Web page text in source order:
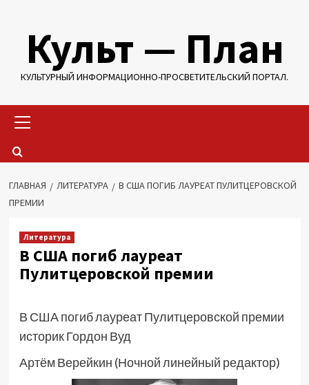
содержимому
Культ — План
КУЛЬТУРНЫЙ ИНФОРМАЦИОННО-ПРОСВЕТИТЕЛЬСКИЙ ПОРТАЛ.
меню
ГЛАВНАЯ ЛИТЕРАТУРА
В США ПОГИБ ЛАУРЕАТ ПУЛИТЦЕРОВСКОЙ
ПРЕМИИ
Литература
В США погиб лауреат
Пулитцеровской премии
В США погиб лауреат Пулитцеровской премии
историк Гордон Вуд
Артём Верейкин (Ночной линейный редактор)